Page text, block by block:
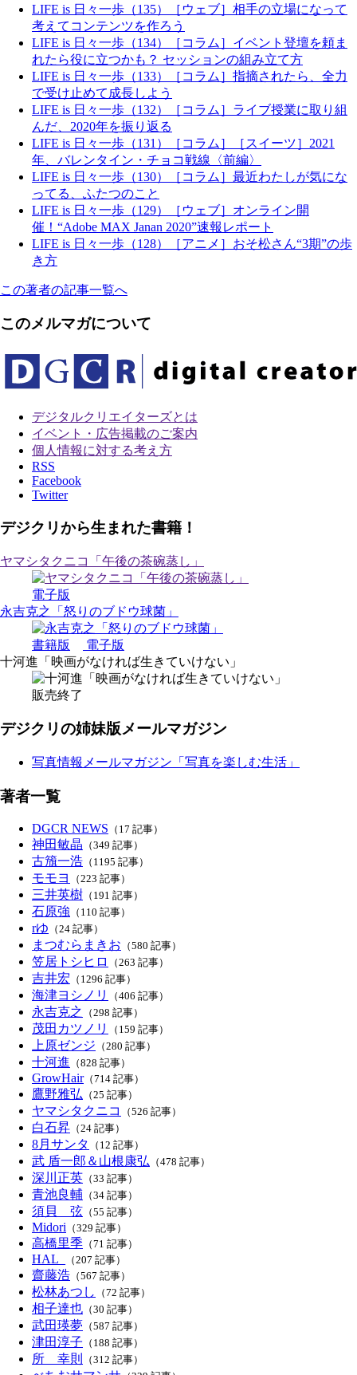
LIFE is 日々一歩（135）［ウェブ］相手の立場になって
考えてコンテンツを作ろう
LIFE is 日々一歩（134）［コラム］イベント登壇を頼ま
れたら役に立つかも？ セッションの組み立て方
LIFE is 日々一歩（133）［コラム］指摘されたら、全力
で受け止めて成長しよう
LIFE is 日々一歩（132）［コラム］ライブ授業に取り組
んだ、2020年を振り返る
LIFE is 日々一歩（131）［コラム］［スイーツ］2021
年、バレンタイン・チョコ戦線〈前編〉
LIFE is 日々一歩（130）［コラム］最近わたしが気にな
ってる、ふたつのこと
LIFE is 日々一歩（129）［ウェブ］オンライン開
催！“Adobe MAX Janan 2020”速報レポート
LIFE is 日々一歩（128）［アニメ］おそ松さん“3期”の歩
き方
この著者の記事一覧へ
このメルマガについて
デジタルクリエイターズとは
イベント・広告掲載のご案内
個人情報に対する考え方
RSS
Facebook
Twitter
デジクリから生まれた書籍！
ヤマシタクニコ「午後の茶碗蒸し」
電子版
永吉克之「怒りのブドウ球菌」
書籍版
電子版
十河進「映画がなければ生きていけない」
販売終了
デジクリの姉妹版メールマガジン
写真情報メールマガジン「写真を楽しむ生活」
著者一覧
DGCR NEWS （17 記事）
神田敏晶 （349 記事）
古籏一浩 （1195 記事）
モモヨ （223 記事）
三井英樹 （191 記事）
石原強 （110 記事）
rゆ （24 記事）
まつむらまきお （580 記事）
笠居トシヒロ （263 記事）
吉井宏 （1296 記事）
海津ヨシノリ （406 記事）
永吉克之 （298 記事）
茂田カツノリ （159 記事）
上原ゼンジ （280 記事）
十河進 （828 記事）
GrowHair（714 記事）
鷹野雅弘 （25 記事）
ヤマシタクニコ （526 記事）
白石昇 （24 記事）
8月サンタ （12 記事）
武 盾一郎＆山根康弘 （478 記事）
深川正英 （33 記事）
青池良輔 （34 記事）
須貝 弦 （55 記事）
Midori （329 記事）
高橋里季 （71 記事）
HAL_ （207 記事）
齋藤浩 （567 記事）
松林あつし （72 記事）
相子達也 （30 記事）
武田瑛夢 （587 記事）
津田淳子 （188 記事）
所 幸則 （312 記事）